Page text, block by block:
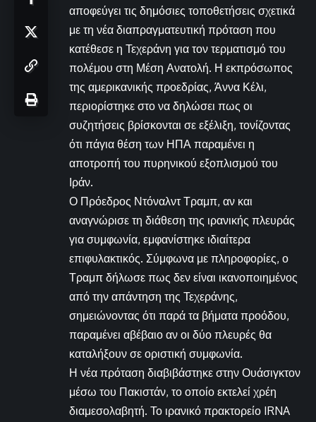
αποφεύγει τις δημόσιες τοποθετήσεις σχετικά
με τη νέα διαπραγματευτική πρόταση που
κατέθεσε η Τεχεράνη για τον τερματισμό του
πολέμου στη Μέση Ανατολή. Η εκπρόσωπος
της αμερικανικής προεδρίας, Άννα Κέλι,
περιορίστηκε στο να δηλώσει πως οι
συζητήσεις βρίσκονται σε εξέλιξη, τονίζοντας
ότι πάγια θέση των ΗΠΑ παραμένει η
αποτροπή του πυρηνικού εξοπλισμού του
Ιράν.
Ο Πρόεδρος Ντόναλντ Τραμπ, αν και
αναγνώρισε τη διάθεση της ιρανικής πλευράς
για συμφωνία, εμφανίστηκε ιδιαίτερα
επιφυλακτικός. Σύμφωνα με πληροφορίες, ο
Τραμπ δήλωσε πως δεν είναι ικανοποιημένος
από την απάντηση της Τεχεράνης,
σημειώνοντας ότι παρά τα βήματα προόδου,
παραμένει αβέβαιο αν οι δύο πλευρές θα
καταλήξουν σε οριστική συμφωνία.
Η νέα πρόταση διαβιβάστηκε στην Ουάσιγκτον
μέσω του Πακιστάν, το οποίο εκτελεί χρέη
διαμεσολαβητή. Το ιρανικό πρακτορείο IRNA